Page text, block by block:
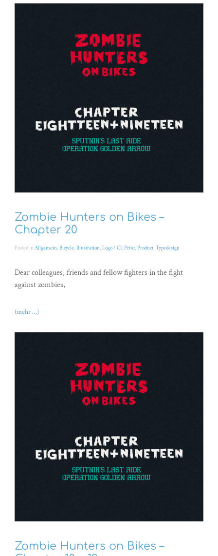
Zombie Hunters on Bikes –
Chapter 20
Posted in Allgemein, Bicycle, Illustration, Logo / CI, Print, Product, Typedesign
Dear colleagues, friends and fellow fighters in the fight
against zombies,
(mehr …)
Zombie Hunters on Bikes –